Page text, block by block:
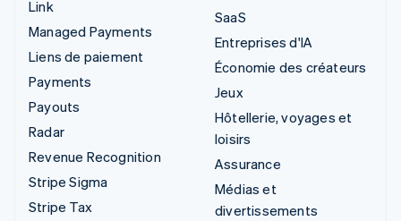
Link
Managed Payments
Liens de paiement
Payments
Payouts
Radar
Revenue Recognition
Stripe Sigma
Stripe Tax
SaaS
Entreprises d'IA
Économie des créateurs
Jeux
Hôtellerie, voyages et
loisirs
Assurance
Médias et
divertissements